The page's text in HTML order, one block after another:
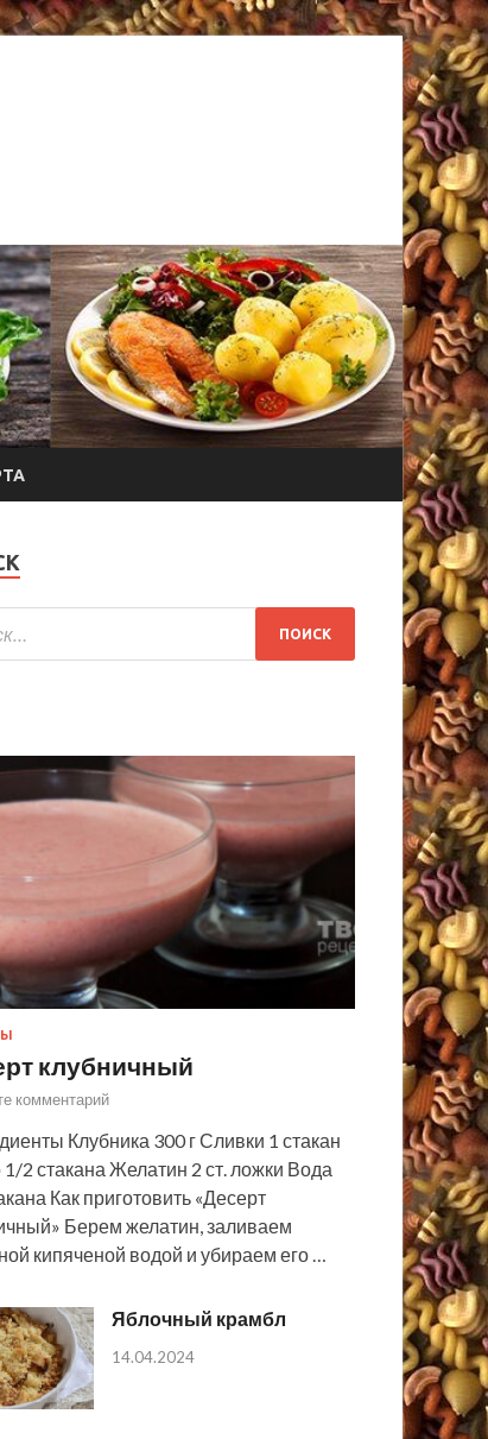
клубничный
комментарий
Клубника 300 г Сливки 1 стакан
2 стакана Желатин 2 ст. ложки Вода
Как приготовить «Десерт
Берем желатин, заливаем
кипяченой водой и убираем его …
Яблочный крамбл
14.04.2024